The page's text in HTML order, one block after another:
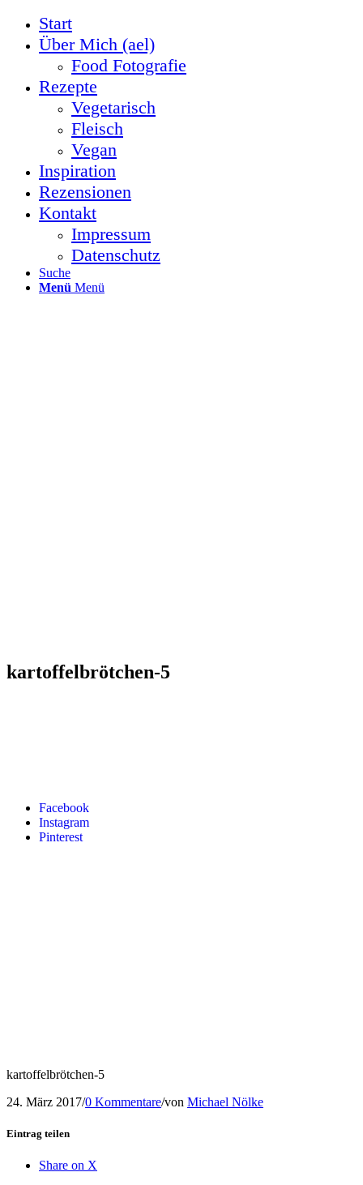
Start
Über Mich (ael)
Food Fotografie
Rezepte
Vegetarisch
Fleisch
Vegan
Inspiration
Rezensionen
Kontakt
Impressum
Datenschutz
Suche
Menü Menü
Facebook
Instagram
Pinterest
kartoffelbrötchen-5
kartoffelbrötchen-5
24. März 2017/0 Kommentare/von Michael Nölke
Eintrag teilen
Share on X